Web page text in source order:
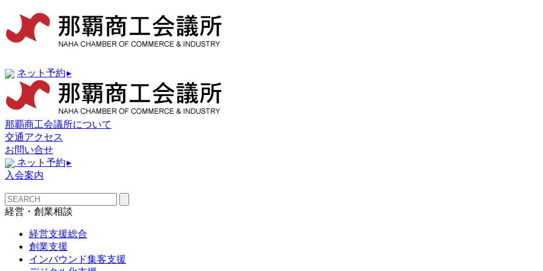
ネット予約▸
那覇商工会議所について
交通アクセス
お問い合せ
ネット予約▸
入会案内
経営・創業相談
経営支援総合
創業支援
インバウンド集客支援